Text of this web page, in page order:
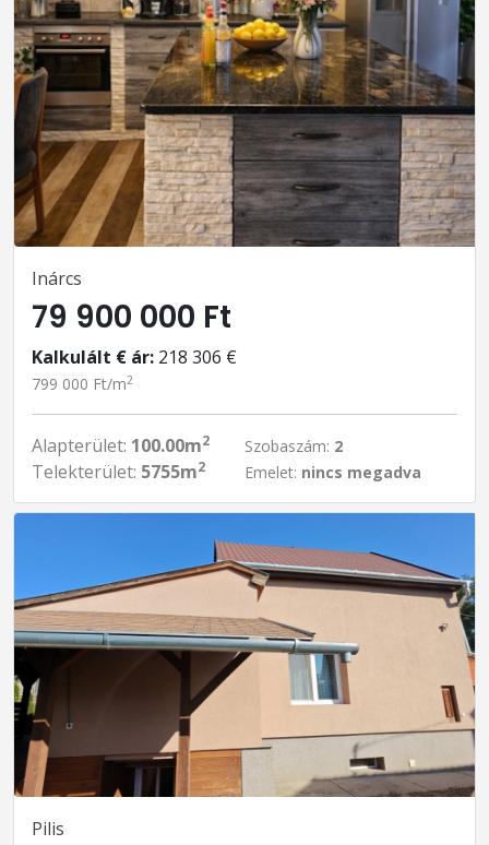
Inárcs
79 900 000 Ft
Kalkulált € ár: 218 306 €
799 000 Ft/m2
Alapterület: 100.00m2
Telekterület: 5755m2
Szobaszám: 2
Emelet: nincs megadva
Pilis